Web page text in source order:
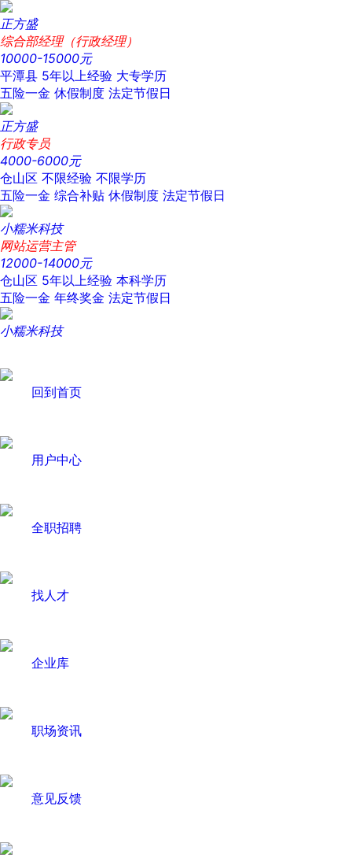
正方盛
综合部经理（行政经理）
10000-15000元
平潭县 5年以上经验 大专学历
五险一金 休假制度 法定节假日
正方盛
行政专员
4000-6000元
仓山区 不限经验 不限学历
五险一金 综合补贴 休假制度 法定节假日
小糯米科技
网站运营主管
12000-14000元
仓山区 5年以上经验 本科学历
五险一金 年终奖金 法定节假日
小糯米科技
回到首页
用户中心
全职招聘
找人才
企业库
职场资讯
意见反馈